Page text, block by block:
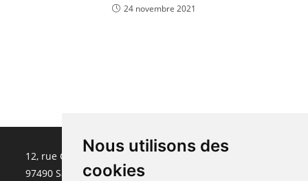
Nous utilisons des
cookies
24 novembre 2021
12, rue Champ Fleuri
97490 Sainte-Clotilde